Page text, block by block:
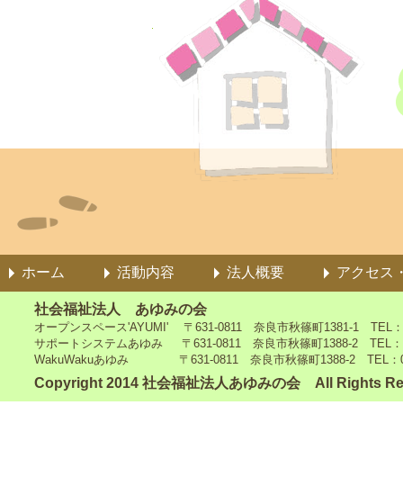
ホーム 活動内容 法人概要 アクセス
社会福祉法人 あゆみの会
オープンスペース'AYUMI' 〒631-0811 奈良市秋篠町1381-1 TEL
サポートシステムあゆみ 〒631-0811 奈良市秋篠町1388-2 TEL：
WakuWakuあゆみ 〒631-0811 奈良市秋篠町1388-2 TEL：
Copyright 2014 社会福祉法人あゆみの会 All Rights